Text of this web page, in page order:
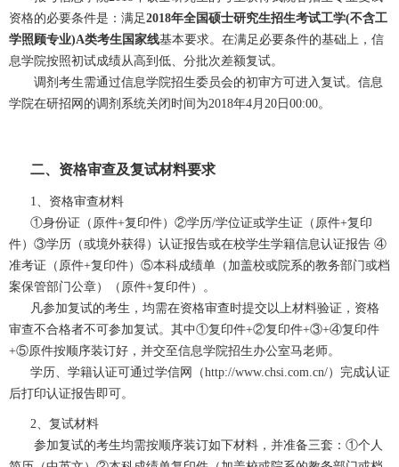
资格的必要条件是：满足2018年全国硕士研究生招生考试工学(不含工
学照顾专业)A类考生国家线基本要求。在满足必要条件的基础上，信
息学院按照初试成绩从高到低、分批次差额复试。
调剂考生需通过信息学院招生委员会的初审方可进入复试。信息
学院在研招网的调剂系统关闭时间为2018年4月20日00:00。
二、资格审查及复试材料要求
1、资格审查材料
①身份证（原件+复印件）②学历/学位证或学生证（原件+复印
件）③学历（或境外获得）认证报告或在校学生学籍信息认证报告 ④
准考证（原件+复印件）⑤本科成绩单（加盖校或院系的教务部门或档
案保管部门公章）（原件+复印件）。
凡参加复试的考生，均需在资格审查时提交以上材料验证 ， 资格
审查不合格者不可参加复试。其中①复印件+②复印件+③+④复印件
+⑤原件按顺序装订好，并交至信息学院招生办公室马老师。
学历、学籍认证可通过学信网（http://www.chsi.com.cn/）完成认证
后打印认证报告即可。
2、复试材料
参加复试的考生均需按顺序装订如下材料，并准备三套：①个人